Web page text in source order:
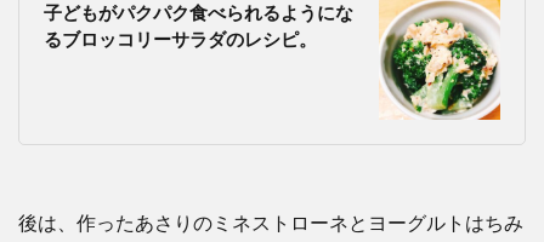
子どもがパクパク食べられるようにな
るブロッコリーサラダのレシピ。
後は、作ったあさりのミネストローネとヨーグルトはちみ